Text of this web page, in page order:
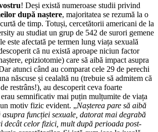
! Deși există numeroase studii privind
după naștere, majoritatea se rezumă la o
de timp. Totuși, cercetătorii americani de la
au studiat un grup de 542 de surori gemene
este afectată pe termen lung viața sexuală
că nu există aproape niciun factor
epiziotomie) care să aibă impact asupra
atunci când au comparat cele 29 de perechi
născuse și cealaltă nu (trebuie să admitem că
restrâns!), au descoperit ceva foarte
semnificativ mai puțin mulțumite de viața
motiv fizic evident. „Nașterea pare să aibă
funcției sexuale, datorat mai degrabă
celor fizici, mult după perioada post-